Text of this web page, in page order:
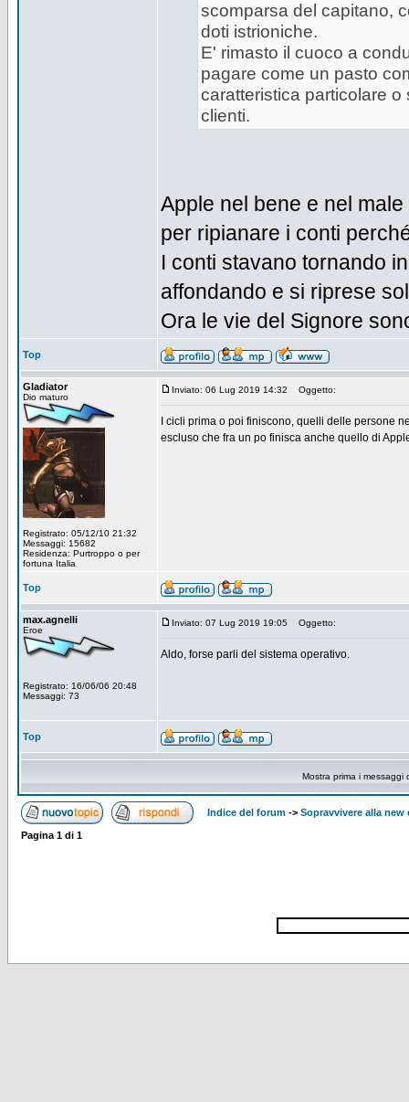
scomparsa del capitano,
doti istrioniche.
E' rimasto il cuoco a
pagare come un pasto
caratteristica particolare
clienti.
Apple nel bene e nel
per ripianare i conti
I conti stavano tornando
affondando e si riprese
Ora le vie del Signore
Top
Gladiator
Dio maturo
Registrato: 05/12/10 21:32
Messaggi: 15682
Residenza: Purtroppo o per
fortuna Italia
Inviato: 06 Lug 2019 14:32 Oggetto:
I cicli prima o poi finiscono, quelli delle persone
escluso che fra un po finisca anche quello di
Top
max.agnelli
Eroe
Registrato: 16/06/06 20:48
Messaggi: 73
Inviato: 07 Lug 2019 19:05 Oggetto:
Aldo, forse parli del sistema operativo.
Top
Mostra prima i messaggi
Indice del forum -> Sopravvivere alla new
Pagina 1 di 1